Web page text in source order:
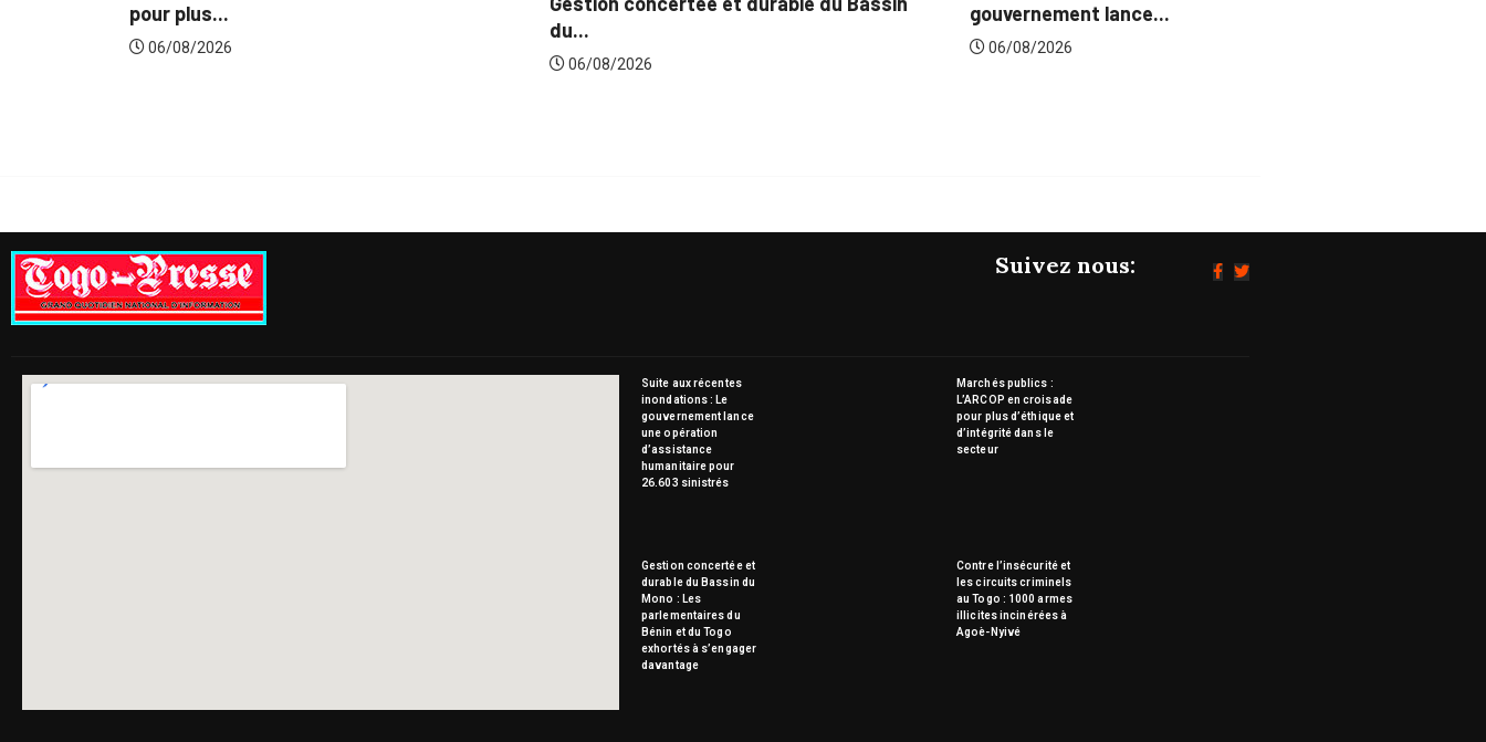
gouvernement lance...
Suivez nous:
Suite aux récentes
inondations : Le
gouvernement lance
une opération
d’assistance
humanitaire pour
26.603 sinistrés
Marchés publics :
L’ARCOP en croisade
pour plus d’éthique et
d’intégrité dans le
secteur
Gestion concertée et
durable du Bassin du
Mono : Les
parlementaires du
Bénin et du Togo
exhortés à s’engager
davantage
Contre l’insécurité et
les circuits criminels
au Togo : 1000 armes
illicites incinérées à
Agoè-Nyivé